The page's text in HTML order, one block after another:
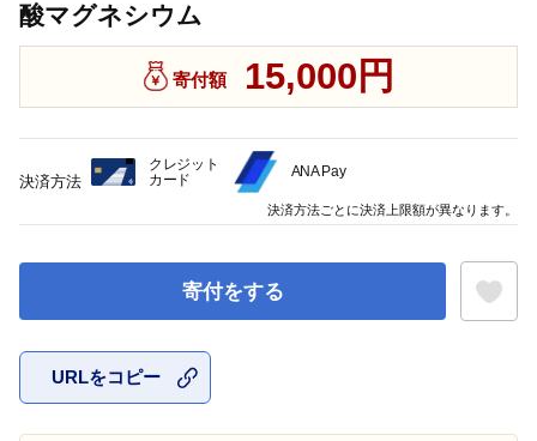
酸マグネシウム
寄付額 15,000円
寄付をする
URLをコピー
決済方法
クレジット
カード
ANA Pay
決済方法ごとに決済上限額が異なります。